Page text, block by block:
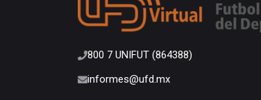
800 7 UNIFUT (864388)
informes@ufd.mx